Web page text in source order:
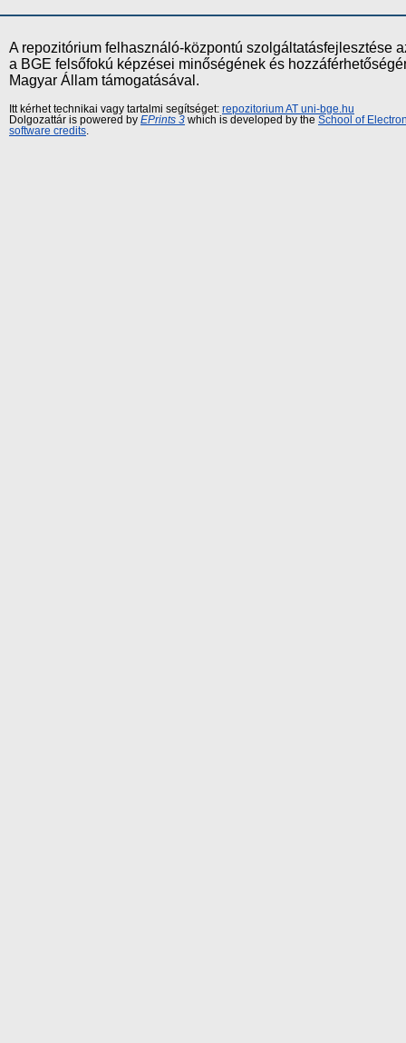
A repozitórium felhasználó-központú szolgáltatásfejlesztése
a BGE felsőfokú képzései minőségének és
Magyar Állam támogatásával.
Itt kérhet technikai vagy tartalmi segítséget: repozitorium AT uni-bge.hu
Dolgozattár is powered by EPrints 3 which is developed by the School of
software credits